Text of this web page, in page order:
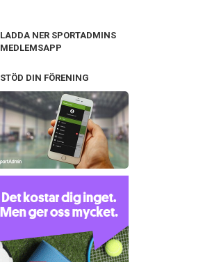
LADDA NER SPORTADMINS
MEDLEMSAPP
STÖD DIN FÖRENING